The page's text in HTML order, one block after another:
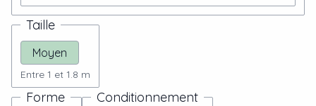
Taille
Moyen
Entre 1 et 1.8 m
Forme Conditionnement